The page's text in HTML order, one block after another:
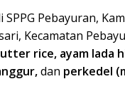
Pebayuran,
Kecamatan
rice, ayam lada
dan perkedel